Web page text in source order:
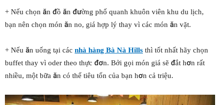
+ Nếu chọn ăn đồ ăn đường phố quanh khuôn viên khu du lịch,
bạn nên chọn món ăn no, giá hợp lý thay vì các món ăn vặt.
+ Nếu ăn uống tại các nhà hàng Bà Nà Hills thì tốt nhất hãy chọn
buffet thay vì oder theo thực đơn. Bởi gọi món giá sẽ đắt hơn rất
nhiều, một bữa ăn có thể tiêu tốn của bạn hơn cả triệu.